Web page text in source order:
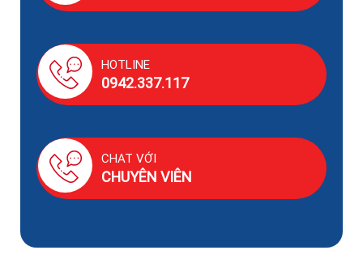
HOTLINE
0942.337.117
CHAT VỚI
CHUYÊN VIÊN